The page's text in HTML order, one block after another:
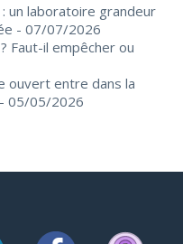
un laboratoire grandeur
- 07/07/2026
Faut-il empêcher ou
ouvert entre dans la
- 05/05/2026